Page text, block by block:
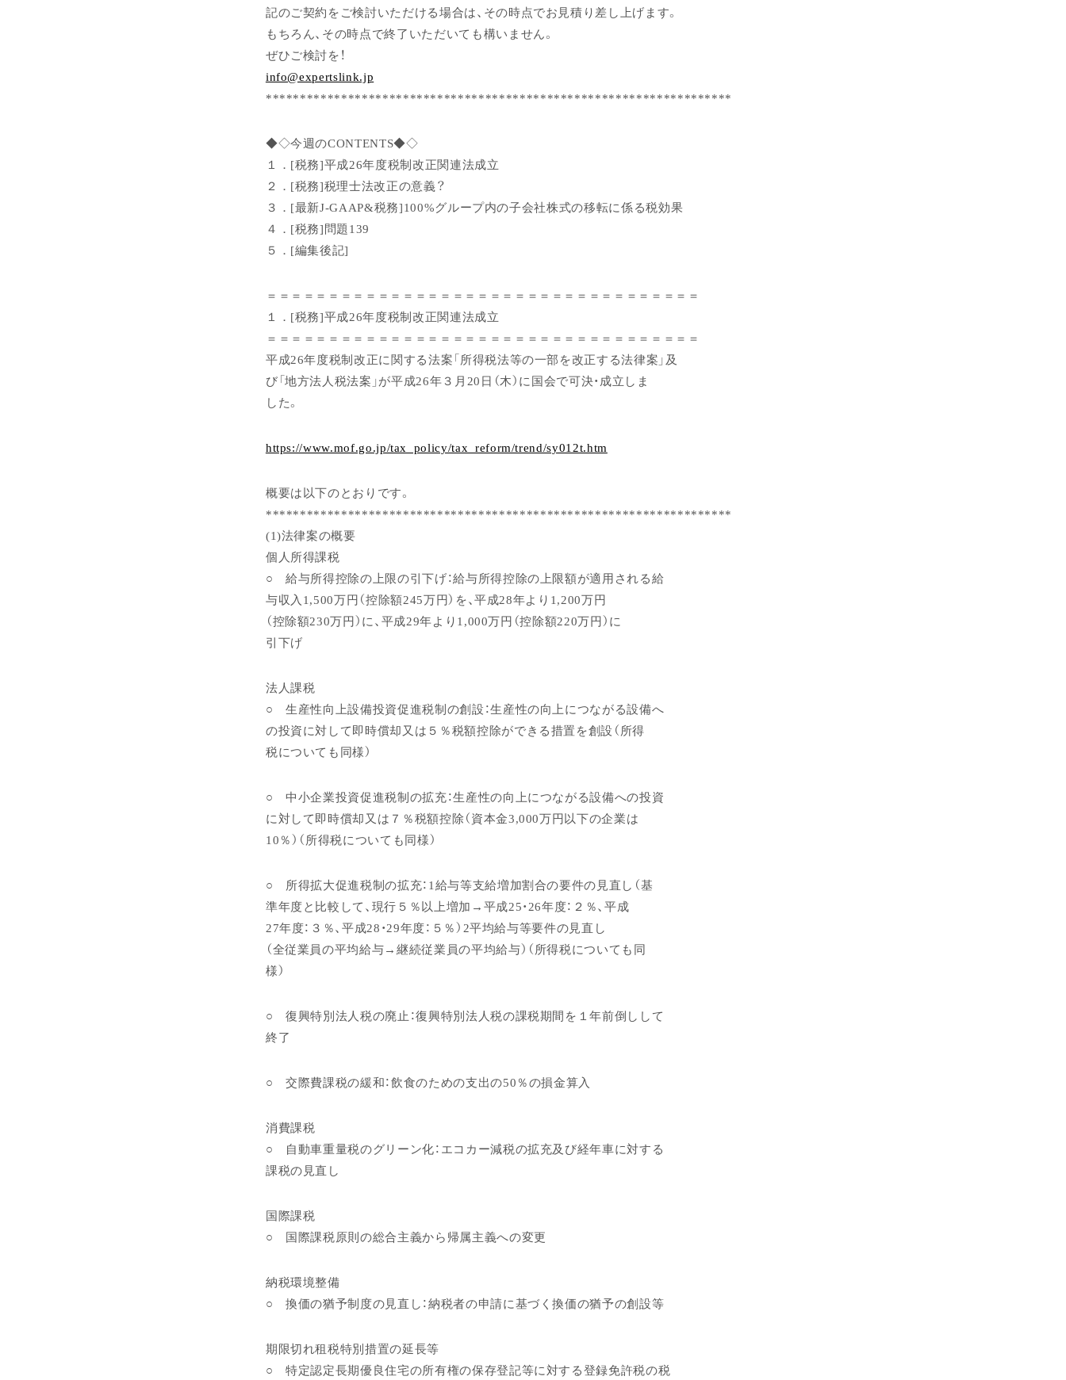
記のご契約をご検討いただける場合は、その時点でお見積り差し上げます。
もちろん、その時点で終了いただいても構いません。
ぜひご検討を！
info@expertslink.jp
********************************************************************
◆◇今週のCONTENTS◆◇
１．[税務]平成26年度税制改正関連法成立
２．[税務]税理士法改正の意義？
３．[最新J-GAAP&税務]100%グループ内の子会社株式の移転に係る税効果
４．[税務]問題139
５．[編集後記]
＝＝＝＝＝＝＝＝＝＝＝＝＝＝＝＝＝＝＝＝＝＝＝＝＝＝＝＝＝＝＝＝＝＝＝
１．[税務]平成26年度税制改正関連法成立
＝＝＝＝＝＝＝＝＝＝＝＝＝＝＝＝＝＝＝＝＝＝＝＝＝＝＝＝＝＝＝＝＝＝＝
平成26年度税制改正に関する法案「所得税法等の一部を改正する法律案」及
び「地方法人税法案」が平成26年３月20日（木）に国会で可決・成立しま
した。
https://www.mof.go.jp/tax_policy/tax_reform/trend/sy012t.htm
概要は以下のとおりです。
********************************************************************
(1)法律案の概要
個人所得課税
○ 給与所得控除の上限の引下げ：給与所得控除の上限額が適用される給
与収入1,500万円（控除額245万円）を、平成28年より1,200万円
（控除額230万円）に、平成29年より1,000万円（控除額220万円）に
引下げ
法人課税
○ 生産性向上設備投資促進税制の創設：生産性の向上につながる設備へ
の投資に対して即時償却又は５％税額控除ができる措置を創設（所得
税についても同様）
○ 中小企業投資促進税制の拡充：生産性の向上につながる設備への投資
に対して即時償却又は７％税額控除（資本金3,000万円以下の企業は
10％）（所得税についても同様）
○ 所得拡大促進税制の拡充：1給与等支給増加割合の要件の見直し（基
準年度と比較して、現行５％以上増加→平成25・26年度：２％、平成
27年度：３％、平成28・29年度：５％）2平均給与等要件の見直し
（全従業員の平均給与→継続従業員の平均給与）（所得税についても同
様）
○ 復興特別法人税の廃止：復興特別法人税の課税期間を１年前倒しして
終了
○ 交際費課税の緩和：飲食のための支出の50％の損金算入
消費課税
○ 自動車重量税のグリーン化：エコカー減税の拡充及び経年車に対する
課税の見直し
国際課税
○ 国際課税原則の総合主義から帰属主義への変更
納税環境整備
○ 換価の猶予制度の見直し：納税者の申請に基づく換価の猶予の創設等
期限切れ租税特別措置の延長等
○ 特定認定長期優良住宅の所有権の保存登記等に対する登録免許税の税